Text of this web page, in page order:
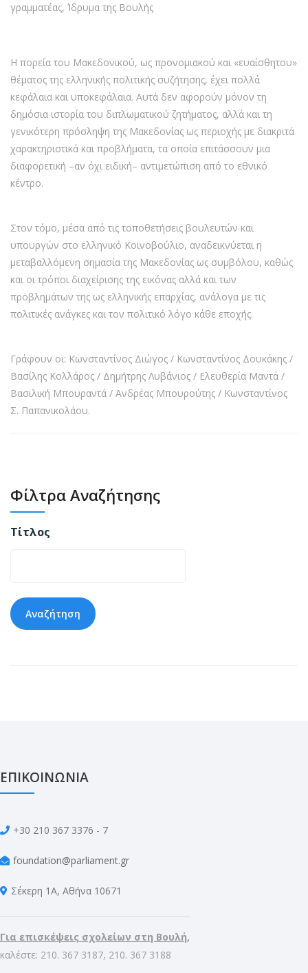
γραμματέας, Ίδρυμα της Βουλής
Η πορεία του Μακεδονικού, ως προνομιακού και «ευαίσθητου»
θέματος της ελληνικής πολιτικής συζήτησης, έχει πολλά
κεφάλαια και υποκεφάλαια. Αυτά δεν αφορούν μόνον τη
δημόσια ιστορία του διπλωματικού ζητήματος, αλλά και τη
γενικότερη πρόσληψη της Μακεδονίας ως περιοχής με διακριτά
χαρακτηριστικά και προβλήματα, τα οποία επιτάσσουν μια
διαφορετική –αν όχι ειδική– αντιμετώπιση από το εθνικό
κέντρο.
Στον τόμο, μέσα από τις τοποθετήσεις βουλευτών και
υπουργών στο ελληνικό Κοινοβούλιο, αναδεικνύεται η
μεταβαλλόμενη σημασία της Μακεδονίας ως συμβόλου, καθώς
και οι τρόποι διαχείρισης της εικόνας αλλά και των
προβλημάτων της ως ελληνικής επαρχίας, ανάλογα με τις
πολιτικές ανάγκες και τον πολιτικό λόγο κάθε εποχής.
Γράφουν οι: Κωνσταντίνος Διώγος / Κωνσταντίνος Δουκάκης /
Βασίλης Κολλάρος / Δημήτρης Λυβάνιος / Ελευθερία Μαντά /
Βασιλική Μπουραντά / Ανδρέας Μπουρούτης / Κωνσταντίνος
Σ. Παπανικολάου.
Φίλτρα Αναζήτησης
Τίτλος
ΕΠΙΚΟΙΝΩΝΙΑ
+30 210 367 3376 - 7
foundation@parliament.gr
Σέκερη 1Α, Αθήνα 10671
Για επισκέψεις σχολείων στη Βουλή,
καλέστε: 210. 367 3187, 210. 367 3188